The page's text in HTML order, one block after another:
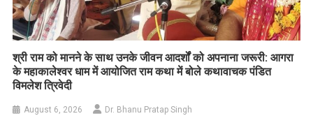
​श्री राम को मानने के साथ उनके जीवन आदर्शों को अपनाना जरूरी: आगरा
के महाकालेश्वर धाम में आयोजित राम कथा में बोले कथावाचक पंडित
विमलेश त्रिवेदी
August 6, 2026 Dr. Bhanu Pratap Singh